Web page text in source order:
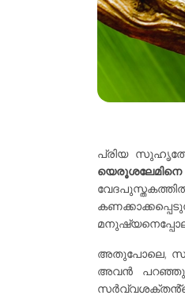
പ്രിയ
യെരൂശലേമിനെ
അതുപോലെ,
അവൻ പറഞ്ഞു,
സർവ്വശക്തൻ്റെ